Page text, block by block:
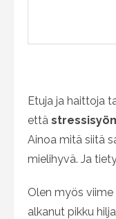
Etuja ja haittoja
että
Ainoa mitä siitä
mielihyvä. Ja
Olen myös
alkanut pikku